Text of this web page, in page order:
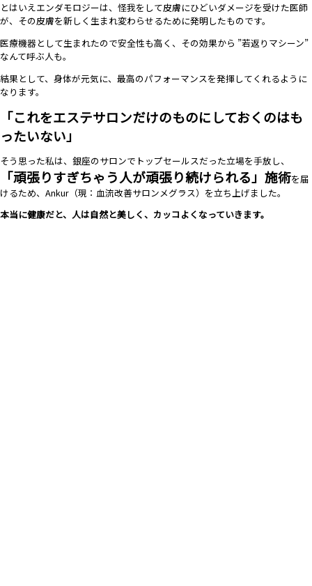
とはいえエンダモロジーは、怪我をして皮膚にひどいダメージを受けた医師
が、その皮膚を新しく生まれ変わらせるために発明したものです。
医療機器として生まれたので安全性も高く、その効果から ”若返りマシーン”
なんて呼ぶ人も。
結果として、身体が元気に、最高のパフォーマンスを発揮してくれるように
なります。
「これをエステサロンだけのものにしておくのはも
ったいない」
そう思った私は、銀座のサロンでトップセールスだった立場を手放し、
「頑張りすぎちゃう人が頑張り続けられる」施術を届
けるため、Ankur（現：血流改善サロンメグラス）を立ち上げました。
本当に健康だと、人は自然と美しく、カッコよくなっていきます。